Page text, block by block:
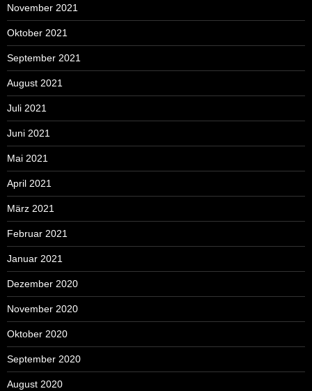
November 2021
Oktober 2021
September 2021
August 2021
Juli 2021
Juni 2021
Mai 2021
April 2021
März 2021
Februar 2021
Januar 2021
Dezember 2020
November 2020
Oktober 2020
September 2020
August 2020